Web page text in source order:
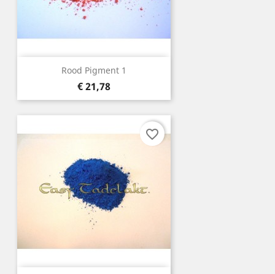
Rood Pigment 1
Prijs
€ 21,78
favorite_border